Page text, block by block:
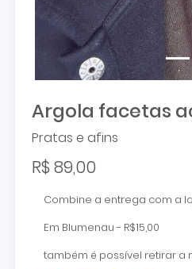
Argola facetas
Pratas e afins
R$ 89,00
Combine a entrega com a
Em Blumenau - R$15,00
também é possível retirar a